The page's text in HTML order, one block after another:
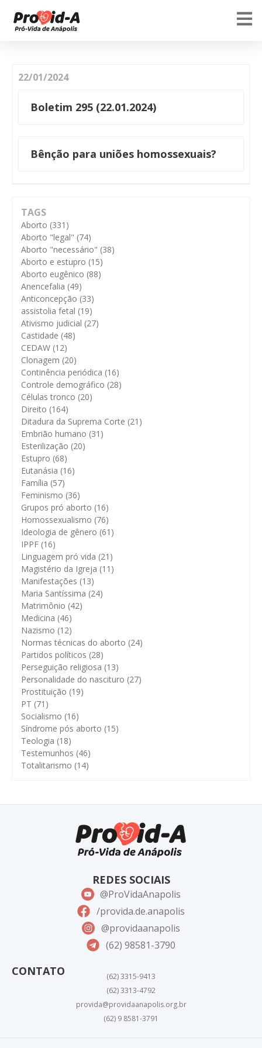
TAGS
Aborto (331)
Aborto "legal" (74)
Aborto "necessário" (38)
Aborto e estupro (15)
Aborto eugênico (88)
Anencefalia (49)
Anticoncepção (33)
assistolia fetal (19)
Ativismo judicial (27)
Castidade (48)
CEDAW (12)
Clonagem (20)
Continência periódica (16)
Controle demográfico (28)
Células tronco (20)
Direito (164)
Ditadura da Suprema Corte (21)
Embrião humano (31)
Esterilização (20)
Estupro (68)
Eutanásia (16)
Família (57)
Feminismo (36)
Grupos pró aborto (16)
Homossexualismo (76)
Ideologia de gênero (61)
IPPF (16)
Linguagem pró vida (21)
Magistério da Igreja (11)
Manifestações (13)
Maria Santíssima (24)
Matrimônio (42)
Medicina (46)
Nazismo (12)
Normas técnicas do aborto (24)
Partidos políticos (28)
Perseguição religiosa (13)
Personalidade do nascituro (27)
Prostituição (19)
PT (71)
Socialismo (16)
Síndrome pós aborto (15)
Teologia (18)
Testemunhos (46)
Totalitarismo (14)
22/01/2024
Boletim 295 (22.01.2024)
Bênção para uniões homossexuais?
CONTATO
(62) 3315-9413
(62) 3313-4792
provida@providaanapolis.org.br
(62) 9 8581-3791
REDES SOCIAIS
@ProVidaAnapolis
/provida.de.anapolis
@providaanapolis
(62) 98581-3790